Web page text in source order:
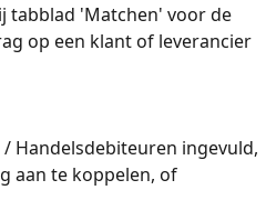
tabblad 'Matchen' voor de
op een klant of leverancier
Handelsdebiteuren ingevuld,
aan te koppelen, of